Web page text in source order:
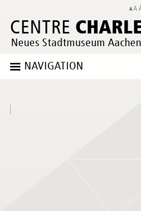
CENTRE
Neues Stadtmuseum Aachen
NAVIGATION